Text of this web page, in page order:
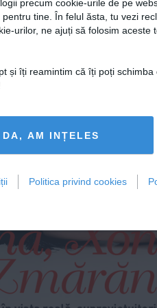
precum cookie-urile de pe
tine. În felul ăsta, tu vezi
urilor, ne ajuți să folosim aceste
și îți reamintim că îți poți schimba
DA, AM INȚELES
Politica privind cookies